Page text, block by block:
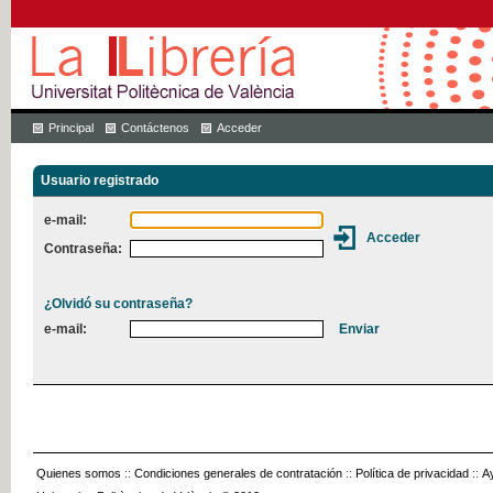
Principal Contáctenos Acceder
Usuario registrado
e-mail:
Contraseña:
¿Olvidó su contraseña?
e-mail:
Quienes somos :: Condiciones generales de contratación :: Política de privacidad ::